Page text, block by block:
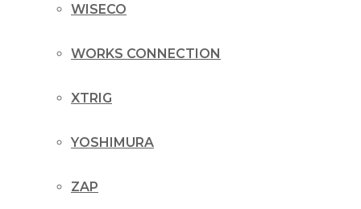
WISECO
WORKS CONNECTION
XTRIG
YOSHIMURA
ZAP